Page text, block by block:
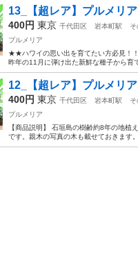
13_【超レア】プルメリ
400円 東京 千代田区 岩本町駅
プルメリア
★★ハワイの思い出を育てたい方必見！
昨年の11月に弾け出た新鮮な種子から育
12_【超レア】プルメリ
400円 東京 千代田区 岩本町駅
プルメリア
【商品説明】 石垣島の樹齢約8年の地
です。親木の写真の木も載せておきます